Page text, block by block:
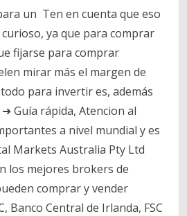
un Ten en cuenta que eso
ya que para comprar
fijarse para comprar
mirar más el margen de
para invertir es, además
Guía rápida, Atencion al
a nivel mundial y es
Markets Australia Pty Ltd
los mejores brokers de
comprar y vender
Banco Central de Irlanda, FSC